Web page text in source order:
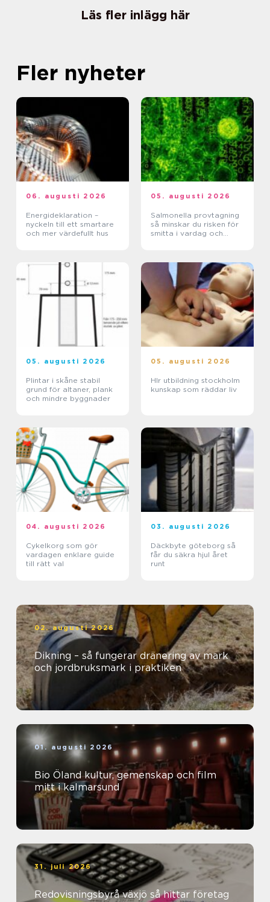
Läs fler inlägg här
Fler nyheter
06. augusti 2026
Energideklaration –
nyckeln till ett smartare
och mer värdefullt hus
05. augusti 2026
Salmonella provtagning
så minskar du risken för
smitta i vardag och
05. augusti 2026
Plintar i skåne stabil
grund för altaner, plank
och mindre byggnader
05. augusti 2026
Hlr utbildning stockholm
kunskap som räddar liv
04. augusti 2026
Cykelkorg som gör
vardagen enklare guide
till rätt val
03. augusti 2026
Däckbyte göteborg så
får du säkra hjul året
runt
02. augusti 2026
Dikning – så fungerar dränering av mark
och jordbruksmark i praktiken
01. augusti 2026
Bio Öland kultur, gemenskap och film
mitt i kalmarsund
31. juli 2026
Redovisningsbyrå växjö så hittar företag